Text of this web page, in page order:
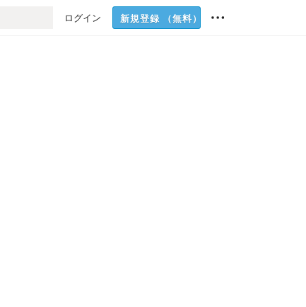
ログイン 新規登録 （無料）